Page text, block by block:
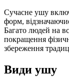
Сучасне ушу
форм,
Багато людей на
покращення
збереження
Види ушу